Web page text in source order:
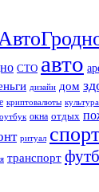
СТО авто
дизайн дом
криптовалюты культура
окна отдых
ритуал спорт
транспорт